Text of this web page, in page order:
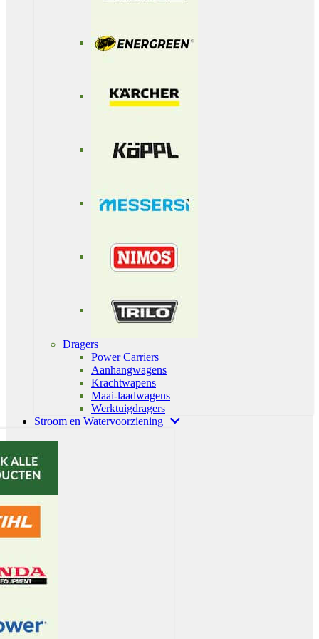
Dragers
Power Carriers
Aanhangwagens
Krachtwapens
Maai-laadwagens
Werktuigdragers
Stroom en Watervoorziening